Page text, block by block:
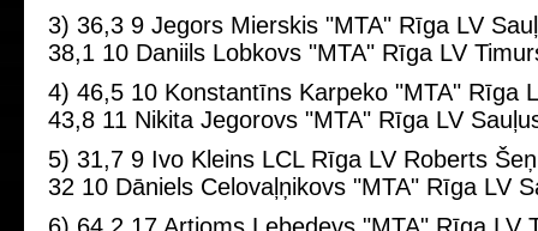
3) 36,3 9 Jegors Mierskis "MTA" Rīga LV
38,1 10 Daniils Lobkovs "MTA" Rīga LV
4) 46,5 10 Konstantīns Karpeko "MTA" Rīga
43,8 11 Nikita Jegorovs "MTA" Rīga LV
5) 31,7 9 Ivo Kleins LCL Rīga LV Roberts
32 10 Dāniels Celovaļņikovs "MTA" Rīga LV